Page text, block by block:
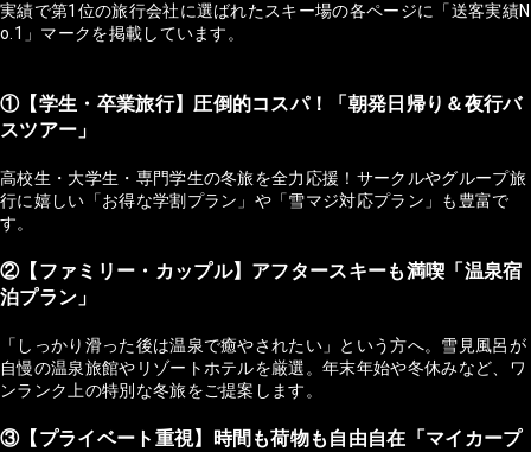
実績で第1位の旅行会社に選ばれたスキー場の各ページに「送客実績N
o.1」マークを掲載しています。
①【学生・卒業旅行】圧倒的コスパ！「朝発日帰り＆夜行バ
スツアー」
高校生・大学生・専門学生の冬旅を全力応援！サークルやグループ旅
行に嬉しい「お得な学割プラン」や「雪マジ対応プラン」も豊富で
す。
②【ファミリー・カップル】アフタースキーも満喫「温泉宿
泊プラン」
「しっかり滑った後は温泉で癒やされたい」という方へ。雪見風呂が
自慢の温泉旅館やリゾートホテルを厳選。年末年始や冬休みなど、ワ
ンランク上の特別な冬旅をご提案します。
③【プライベート重視】時間も荷物も自由自在「マイカープ